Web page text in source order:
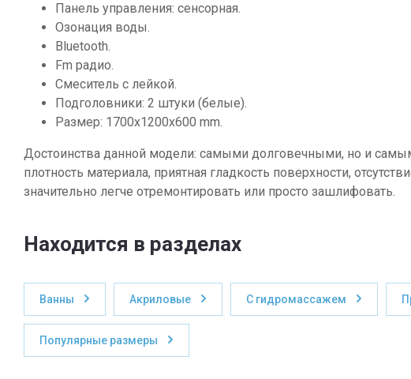
Панель управления: сенсорная.
Озонация воды.
Bluetooth.
Fm радио.
Смеситель с лейкой.
Подголовники: 2 штуки (белые).
Размер: 1700х1200х600 mm.
Достоинства данной модели: самыми долговечными, но и
плотность материала, приятная гладкость поверхности,
значительно легче отремонтировать или просто зашлифовать.
Находится в разделах
Ванны Акриловые С гидромассажем
Популярные размеры